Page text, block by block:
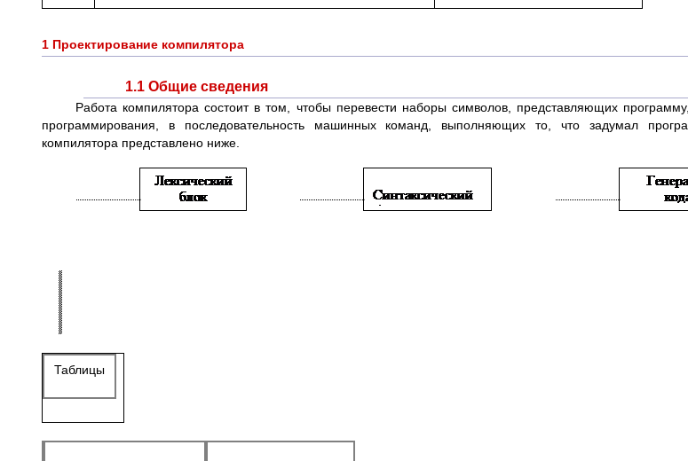
1 Проектирование компилятора
1.1 Общие сведения
Работа компилятора состоит в том, чтобы перевести наборы символов, представляющих
программирования, в последовательность машинных команд, выполняющих то, что задумал
компилятора представлено ниже.
Таблицы